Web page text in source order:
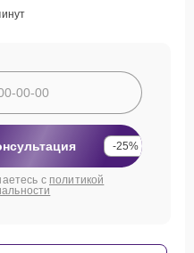
-25%
с политикой